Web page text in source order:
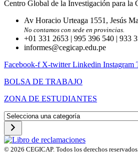
Centro Global de la Investigación para la
Av Horacio Urteaga 1551, Jesús
No contamos con sede en provincias.
+01 331 2653 | 995 396 540 | 933
informes@cegicap.edu.pe
Facebook-f X-twitter Linkedin Instagram
BOLSA DE TRABAJO
ZONA DE ESTUDIANTES
Selecciona
una
categoría
© 2026 CEGICAP. Todos los derechos